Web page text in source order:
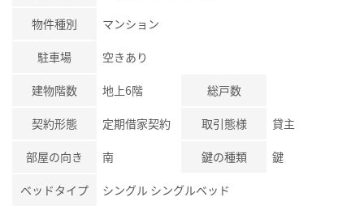
物件種別 マンション
駐車場 空きあり
建物階数 地上6階 総戸数
契約形態 定期借家契約 取引態様 貸主
部屋の向き 南 鍵の種類 鍵
ベッドタイプ シングル シングルベッド